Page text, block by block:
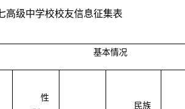
高级中学校校友信息征集表
基本情况
性
民族